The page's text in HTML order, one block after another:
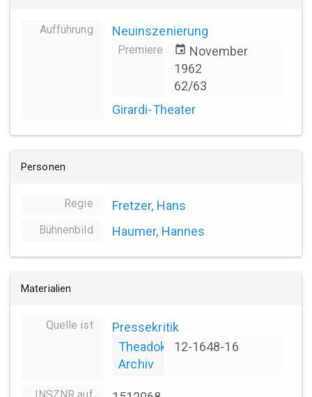
Aufführung Neuinszenierung
Premiere event November
1962
62/63
Girardi-Theater
Personen
Regie Fretzer, Hans
Bühnenbild Haumer, Hannes
Materialien
Quelle ist
Pressekritik
Theadok
Archiv
12-1648-16